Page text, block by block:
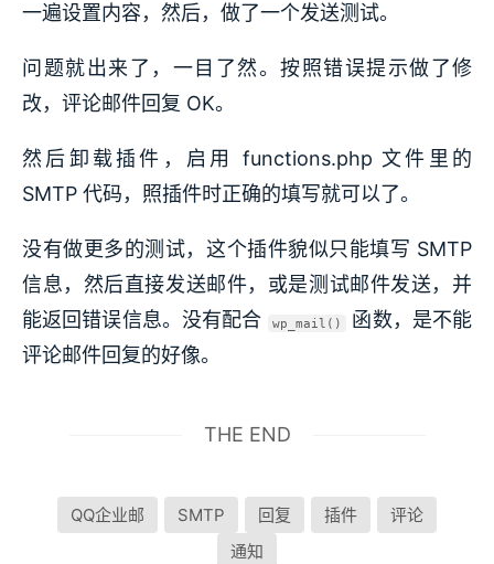
一遍设置内容，然后，做了一个发送测试。
问题就出来了，一目了然。按照错误提示做了修
改，评论邮件回复 OK。
然后卸载插件，启用 functions.php 文件里的
SMTP 代码，照插件时正确的填写就可以了。
没有做更多的测试，这个插件貌似只能填写 SMTP
信息，然后直接发送邮件，或是测试邮件发送，并
能返回错误信息。没有配合
wp_mail()
函数，是不能
评论邮件回复的好像。
THE END
QQ企业邮 SMTP 回复 插件
评论
通知